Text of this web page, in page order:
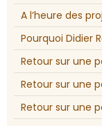
A l’heure des
Pourquoi Didier
Retour sur une
Retour sur une
Retour sur une